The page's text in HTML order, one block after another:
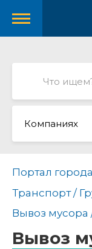
Компаниях
Портал города
Транспорт /
Вывоз мусора
Вывоз